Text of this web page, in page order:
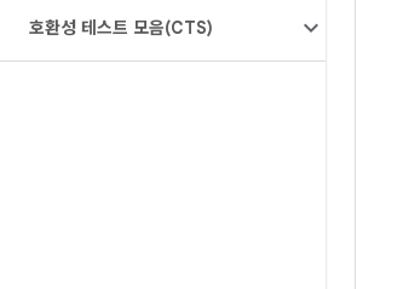
호환성 테스트 모음(CTS)